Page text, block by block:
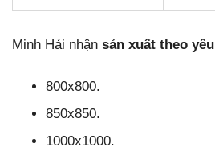
Minh Hải nhận sản xuất theo
800x800.
850x850.
1000x1000.